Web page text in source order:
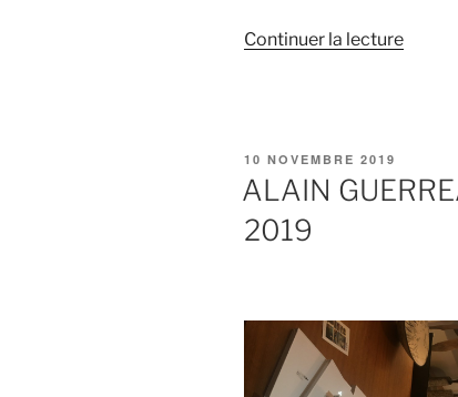
Continuer la lecture
et
4
juin »
PUBLIÉ
LE
10 NOVEMBRE 2019
ALAIN
2019